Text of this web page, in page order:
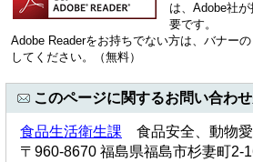
は、Adobe社
要です。
Adobe Readerをお持ちでない方は、バナー
してください。（無料）
このページに関するお問い合わ
食品生活衛生課 食品安全、動物
〒960-8670 福島県福島市杉妻町